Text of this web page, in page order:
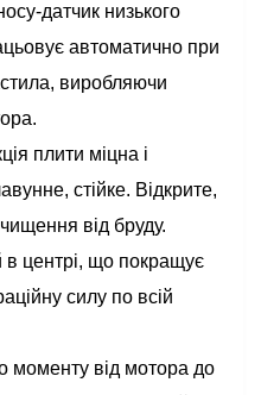
датчик низького
автоматично при
виробляючи
плити міцна і
стійке. Відкрите,
від бруду.
в центрі, що покращує
силу по всій
моменту від мотора до